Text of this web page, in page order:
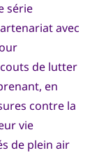
série
avec
de lutter
en
contre la
vie
de plein air